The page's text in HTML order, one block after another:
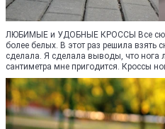
ЛЮБИМЫЕ и УДОБНЫЕ КРОССЫ Все
более белых. В этот раз решила взять
сделала. Я сделала выводы, что нога
сантиметра мне пригодится. Кроссы